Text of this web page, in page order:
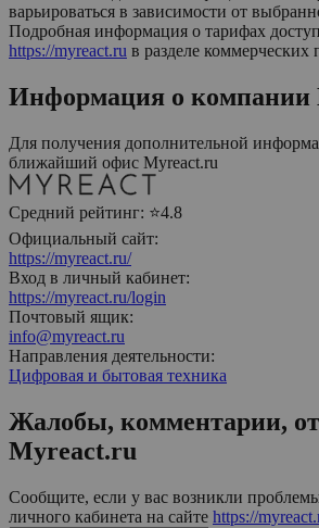
варьироваться в зависимости от
Подробная информация о тарифах
https://myreact.ru в разделе коммерческих
Информация о компании
Для получения дополнительной
ближайший офис Myreact.ru
Средний рейтинг: ⭐4.8
Официальный сайт:
https://myreact.ru/
Вход в личный кабинет:
https://myreact.ru/login
Почтовый ящик:
info@myreact.ru
Направления деятельности:
Цифровая и бытовая техника
Жалобы, комментарии,
Myreact.ru
Сообщите, если у вас возникли
личного кабинета на сайте https://